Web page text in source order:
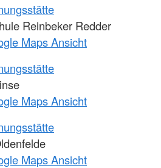
Reinbeker Redder
Maps Ansicht
Maps Ansicht
Maps Ansicht